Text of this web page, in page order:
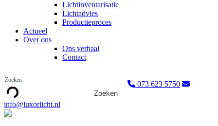
Lichtinventarisatie
Lichtadvies
Productieproces
Actueel
Over ons
Ons verhaal
Contact
Zoeken
073 623 5750
info@luxorlicht.nl